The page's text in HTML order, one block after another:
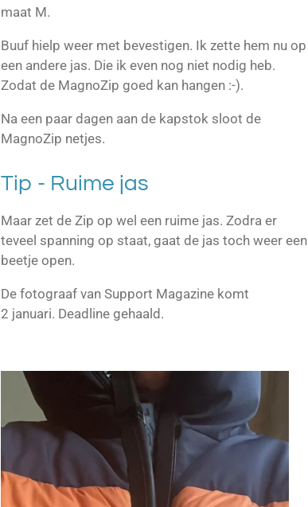
maat M.
Buuf hielp weer met bevestigen. Ik zette hem nu op
een andere jas. Die ik even nog niet nodig heb.
Zodat de MagnoZip goed kan hangen :-).
Na een paar dagen aan de kapstok sloot de
MagnoZip netjes.
Tip - Ruime jas
Maar zet de Zip op wel een ruime jas. Zodra er
teveel spanning op staat, gaat de jas toch weer een
beetje open.
De fotograaf van Support Magazine komt
2 januari. Deadline gehaald.